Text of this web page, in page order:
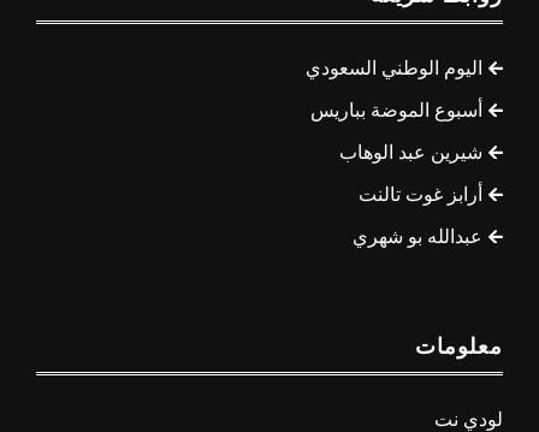
اليوم الوطني السعودي
أسبوع الموضة بباريس
شيرين عبد الوهاب
أرابز غوت تالنت
عبدالله بو شهري
معلومات
لودي نت